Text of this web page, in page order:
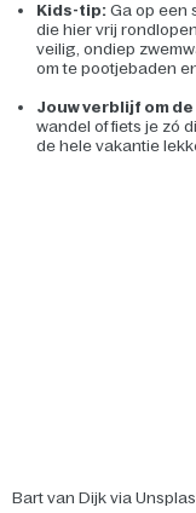
Kids-tip: Ga op een
die hier vrij
veilig, ondiep
om te pootjebaden
Jouw verblijf om
wandel of fiets je zó
de hele vakantie
Bart van Dijk via